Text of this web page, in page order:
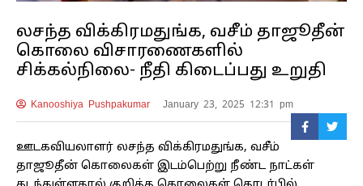
லசந்த விக்கிரமதுங்க, வசீம் தாஜூதீன்
கொலை விசாரணைகளில்
சிக்கல்நிலை- நீதி கிடைப்பது உறுதி
Kanooshiya Pushpakumar January 23, 2025 12:31 pm
ஊடகவியலாளர் லசந்த விக்கிரமதுங்க, வசீம்
தாஜூதீன் கொலைகள் இடம்பெற்று நீண்ட நாட்கள்